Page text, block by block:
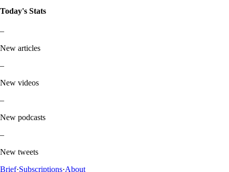
Today's Stats
–
New articles
–
New videos
–
New podcasts
–
New tweets
Brief·Subscriptions·About